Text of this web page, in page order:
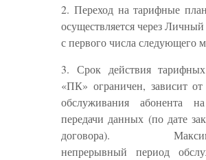
2. Переход на тарифные
осуществляется через
с первого числа следующего
3. Срок действия
«ПК» ограничен, зависит от
обслуживания абонента
передачи данных (по дате
договора).
непрерывный период